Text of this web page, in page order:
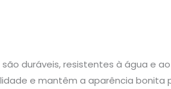
são duráveis, resistentes à água e
e mantêm a aparência bonita